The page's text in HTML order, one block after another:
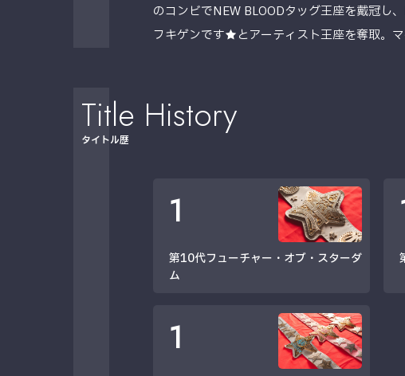
のコンビでNEW BLOODタッグ王座を戴冠し
フキゲンです★とアーティスト王座を奪取。マ
Title History
タイトル歴
1
第10代フューチャー・オブ・スターダ
ム
1